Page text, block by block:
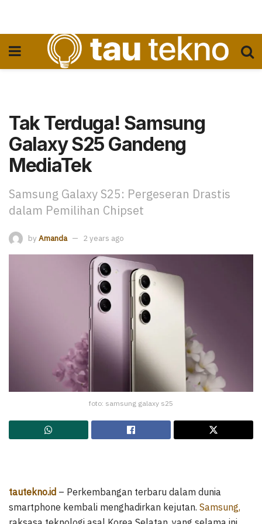
Tak Terduga! Samsung
Galaxy S25 Gandeng
MediaTek
Samsung Galaxy S25: Pergeseran Drastis
dalam Pemilihan Chipset
by Amanda 2 years ago
foto: samsung galaxy s25
tautekno.id – Perkembangan terbaru dalam dunia
smartphone kembali menghadirkan kejutan. Samsung,